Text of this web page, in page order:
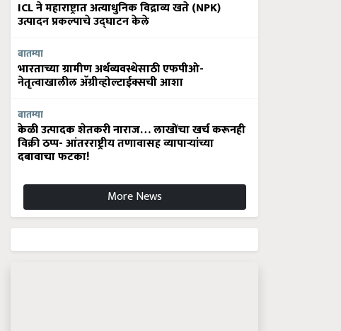
ICL ने महाराष्ट्रात अत्याधुनिक विद्राव्य खते (NPK)
उत्पादन प्रकल्पाचे उद्घाटन केले
बातम्या
भारताच्या ग्रामीण अर्थव्यवस्थेसाठी एफपीओ-
नेतृत्वाखालील अ‍ॅग्रीव्होल्टाईक्सची आशा
बातम्या
केळी उत्पादक शेतकरी नाराज… लाखोंचा खर्च करूनही
विक्री ठप्प- आंतरराष्ट्रीय तणावासह व्यापाऱ्यांच्या
दबावाचा फटका!
More News